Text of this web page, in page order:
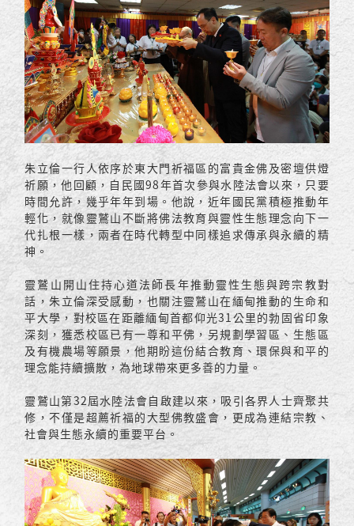
朱立倫一行人依序於東大門祈福區的富貴金佛及密壇供燈
祈願，他回顧，自民國98年首次參與水陸法會以來，只要
時間允許，幾乎年年到場。他說，近年國民黨積極推動年
輕化，就像靈鷲山不斷將佛法教育與靈性生態理念向下一
代扎根一樣，兩者在時代轉型中同樣追求傳承與永續的精
神。
靈鷲山開山住持心道法師長年推動靈性生態與跨宗教對
話，朱立倫深受感動，也關注靈鷲山在緬甸推動的生命和
平大學，對校區在距離緬甸首都仰光31公里的勃固省印象
深刻，獲悉校區已有一尊和平佛，另規劃學習區、生態區
及有機農場等願景，他期盼這份結合教育、環保與和平的
理念能持續擴散，為地球帶來更多善的力量。
靈鷲山第32屆水陸法會自啟建以來，吸引各界人士齊聚共
修，不僅是超薦祈福的大型佛教盛會，更成為連結宗教、
社會與生態永續的重要平台。